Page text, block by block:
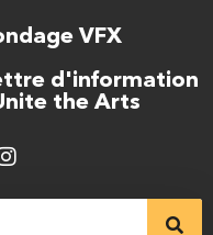
VFX
d'information
the Arts